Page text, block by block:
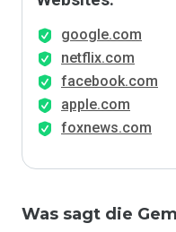
google.com
netflix.com
facebook.com
apple.com
foxnews.com
Was sagt die